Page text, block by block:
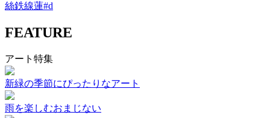
絲鉄線蓮#d
FEATURE
アート特集
新緑の季節にぴったりなアート
雨を楽しむおまじない